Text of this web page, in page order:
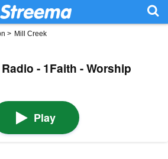
> Mill Creek
- 1Faith - Worship
Play